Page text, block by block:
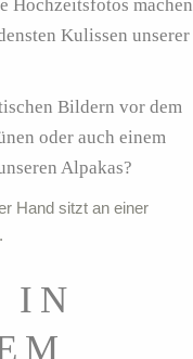
Hochzeitsfotos machen
Kulissen unserer
Bildern vor dem
oder auch einem
Alpakas?
IN